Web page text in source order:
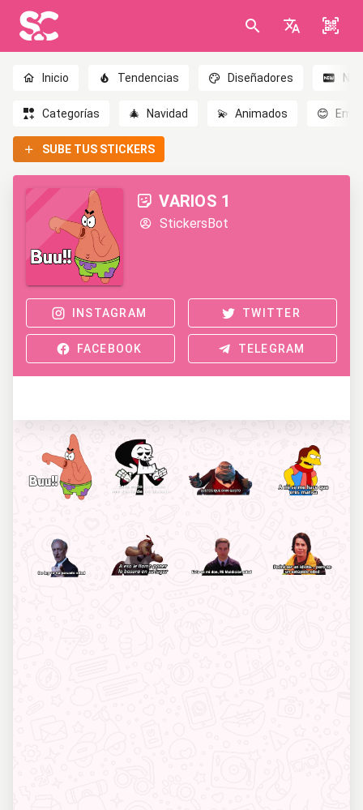
Inicio Tendencias Diseñadores
Categorías 🎄 Navidad 💫 Animados 😊
SUBE TUS STICKERS
VARIOS 1
StickersBot
INSTAGRAM TWITTER
FACEBOOK TELEGRAM